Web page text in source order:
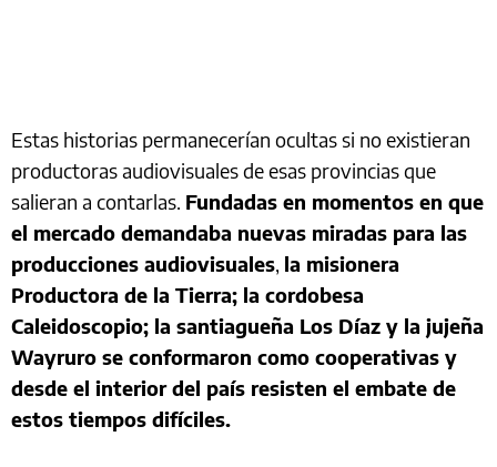
Estas historias permanecerían ocultas si no existieran
productoras audiovisuales de esas provincias que
salieran a contarlas. Fundadas en momentos en que
el mercado demandaba nuevas miradas para las
producciones audiovisuales, la misionera
Productora de la Tierra; la cordobesa
Caleidoscopio; la santiagueña Los Díaz y la jujeña
Wayruro se conformaron como cooperativas y
desde el interior del país resisten el embate de
estos tiempos difíciles.